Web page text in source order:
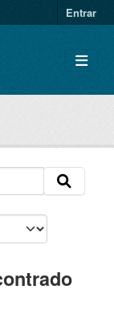
Entrar